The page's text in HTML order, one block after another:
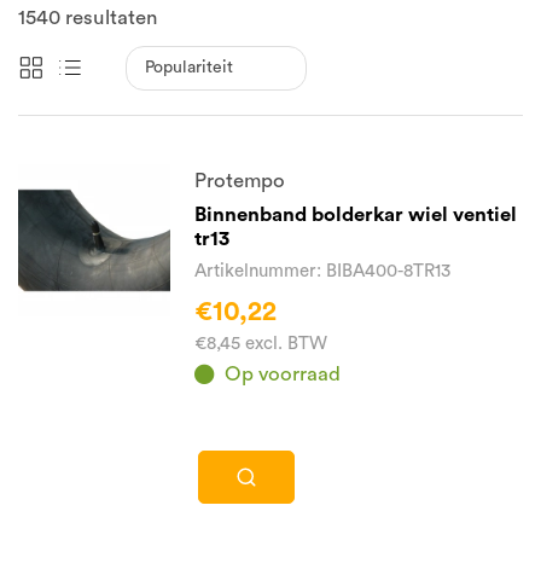
1540 resultaten
Protempo
Binnenband bolderkar wiel ventiel
tr13
Artikelnummer: BIBA400-8TR13
€10,22
€8,45 excl. BTW
Op voorraad